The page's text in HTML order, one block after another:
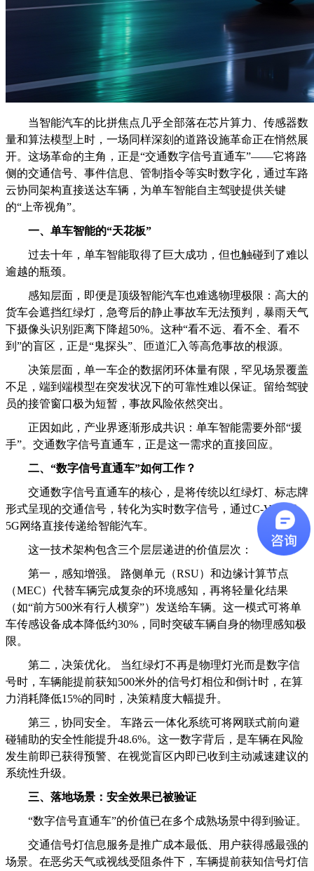
当智能汽车的比拼焦点几乎全部落在芯片算力、传感器数
量和算法模型上时，一场同样深刻的道路设施革命正在悄然展
开。这场革命的主角，正是“交通数字信号直通车”——它将路
侧的交通信号、事件信息、管制指令等实时数字化，通过车路
云协同架构直接送达车辆，为单车智能自主驾驶提供关键
的“上帝视角”。
一、单车智能的“天花板”
过去十年，单车智能取得了巨大成功，但也触碰到了难以
逾越的瓶颈。
感知层面，即便是顶级智能汽车也难逃物理极限：高大的
货车会遮挡红绿灯，急弯后的静止事故车无法预判，暴雨天气
下摄像头识别距离下降超50%。这种“看不远、看不全、看不
到”的盲区，正是“鬼探头”、匝道汇入等高危事故的根源。
决策层面，单一车企的数据闭环体量有限，罕见场景覆盖
不足，端到端模型在突发状况下的可靠性难以保证。留给驾驶
员的接管窗口极为短暂，事故风险依然突出。
正因如此，产业界逐渐形成共识：单车智能需要外部“援
手”。交通数字信号直通车，正是这一需求的直接回应。
二、“数字信号直通车”如何工作？
交通数字信号直通车的核心，是将传统以红绿灯、标志牌
形式呈现的交通信号，转化为实时数字信号，通过C-V2X和
5G网络直接传递给智能汽车。
这一技术架构包含三个层层递进的价值层次：
第一，感知增强。 路侧单元（RSU）和边缘计算节点
（MEC）代替车辆完成复杂的环境感知，再将轻量化结果
（如“前方500米有行人横穿”）发送给车辆。这一模式可将单
车传感设备成本降低约30%，同时突破车辆自身的物理感知极
限。
第二，决策优化。 当红绿灯不再是物理灯光而是数字信
号时，车辆能提前获知500米外的信号灯相位和倒计时，在算
力消耗降低15%的同时，决策精度大幅提升。
第三，协同安全。 车路云一体化系统可将网联式前向避
碰辅助的安全性能提升48.6%。这一数字背后，是车辆在风险
发生前即已获得预警、在视觉盲区内即已收到主动减速建议的
系统性升级。
三、落地场景：安全效果已被验证
“数字信号直通车”的价值已在多个成熟场景中得到验证。
交通信号灯信息服务是推广成本最低、用户获得感最强的
场景。在恶劣天气或视线受阻条件下，车辆提前获知信号灯信